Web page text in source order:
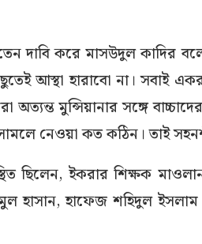
দাবি করে মাসউদুল কাদির
আস্থা হারাবো না। সবাই
মুন্সিয়ানার সঙ্গে
নেওয়া কত কঠিন। তাই
ছিলেন, ইকরার শিক্ষক
হাসান, হাফেজ শহিদুল